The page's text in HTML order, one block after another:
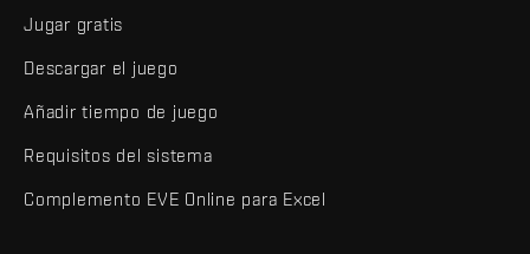
Jugar gratis
Descargar el juego
Añadir tiempo de juego
Requisitos del sistema
Complemento EVE Online para Excel